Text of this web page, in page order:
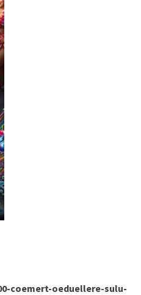
coemert-oeduellere-sulu-